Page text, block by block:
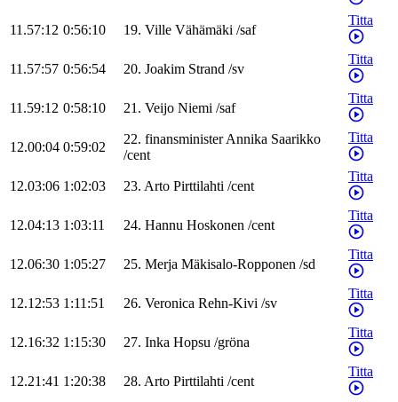
11.57:12 0:56:10 19. Ville Vähämäki /saf
Titta
11.57:57 0:56:54 20. Joakim Strand /sv
Titta
11.59:12 0:58:10 21. Veijo Niemi /saf
Titta
12.00:04 0:59:02
22. finansministerAnnika Saarikko
/cent
Titta
12.03:06 1:02:03 23. Arto Pirttilahti /cent
Titta
12.04:13 1:03:11 24. Hannu Hoskonen /cent
Titta
12.06:30 1:05:27 25. Merja Mäkisalo-Ropponen /sd
Titta
12.12:53 1:11:51 26. Veronica Rehn-Kivi /sv
Titta
12.16:32 1:15:30 27. Inka Hopsu /gröna
Titta
12.21:41 1:20:38 28. Arto Pirttilahti /cent
Titta